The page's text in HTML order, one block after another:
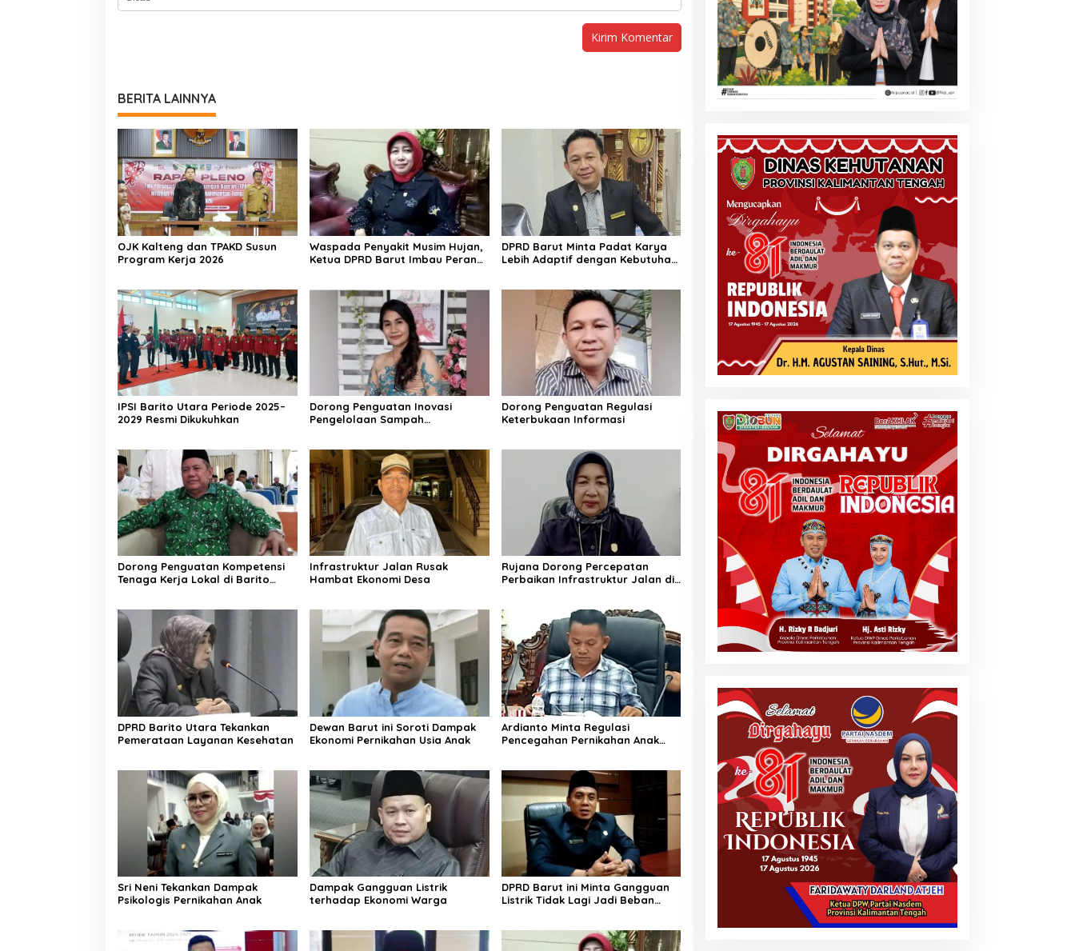
BERITA LAINNYA
OJK Kalteng dan TPAKD Susun
Program Kerja 2026
Waspada Penyakit Musim Hujan,
Ketua DPRD Barut Imbau Peran
DPRD Barut Minta Padat Karya
Lebih Adaptif dengan Kebutuhan
IPSI Barito Utara Periode 2025–
2029 Resmi Dikukuhkan
Dorong Penguatan Inovasi
Pengelolaan Sampah
Dorong Penguatan Regulasi
Keterbukaan Informasi
Dorong Penguatan Kompetensi
Tenaga Kerja Lokal di Barito
Infrastruktur Jalan Rusak
Hambat Ekonomi Desa
Rujana Dorong Percepatan
Perbaikan Infrastruktur Jalan di
DPRD Barito Utara Tekankan
Pemerataan Layanan Kesehatan
Dewan Barut ini Soroti Dampak
Ekonomi Pernikahan Usia Anak
Ardianto Minta Regulasi
Pencegahan Pernikahan Anak
Sri Neni Tekankan Dampak
Psikologis Pernikahan Anak
Dampak Gangguan Listrik
terhadap Ekonomi Warga
DPRD Barut ini Minta Gangguan
Listrik Tidak Lagi Jadi Beban